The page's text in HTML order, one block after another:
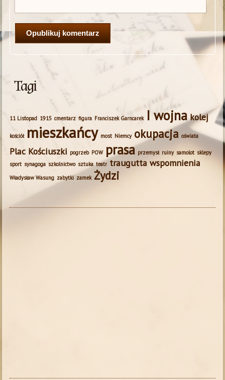
Tagi
11 Listopad 1915 cmentarz figura Franciszek Garncarek I wojna kolej
kościół mieszkańcy most Niemcy okupacja oświata
Plac Kościuszki pogrzeb POW prasa przemysł ruiny samolot sklepy
sport synagoga szkolnictwo sztuka teatr traugutta wspomnienia
Władysław Wasung zabytki zamek Żydzi